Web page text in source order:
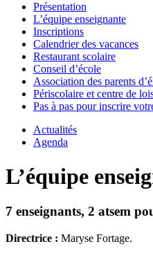
Présentation
L’équipe enseignante
Inscriptions
Calendrier des vacances
Restaurant scolaire
Conseil d’école
Association des parents
Périscolaire et centre de
Pas à pas pour inscrire
Actualités
Agenda
L’équipe
7 enseignants, 2 atsem
Directrice : Maryse Fortage.